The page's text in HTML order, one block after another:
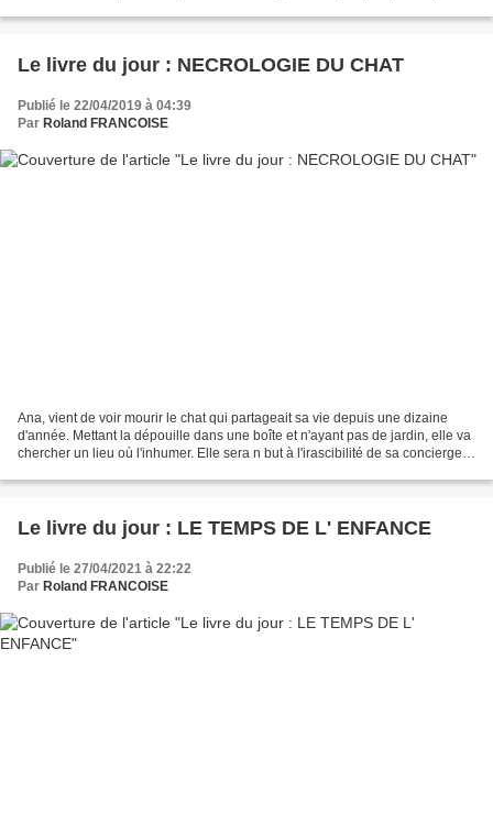
Le livre du jour : NECROLOGIE DU CHAT
Publié le 22/04/2019 à 04:39
Par Roland FRANCOISE
Ana, vient de voir mourir le chat qui partageait sa vie depuis une dizaine
d'année. Mettant la dépouille dans une boîte et n'ayant pas de jardin, elle va
chercher un lieu où l'inhumer. Elle sera n but à l'irascibilité de sa concierge.
Le livre du jour : LE TEMPS DE L' ENFANCE
Publié le 27/04/2021 à 22:22
Par Roland FRANCOISE